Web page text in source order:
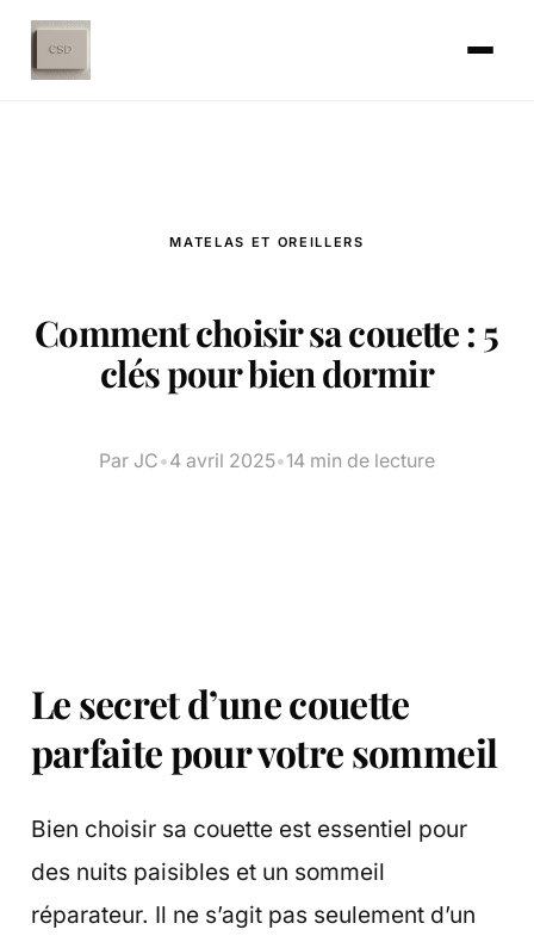
MATELAS ET OREILLERS
Comment choisir sa couette : 5
clés pour bien dormir
Par JC•4 avril 2025•14 min de lecture
Le secret d’une couette
parfaite pour votre sommeil
Bien choisir sa couette est essentiel pour
des nuits paisibles et un sommeil
réparateur. Il ne s’agit pas seulement d’un